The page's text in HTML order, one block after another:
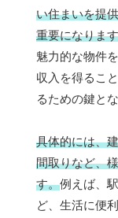
い住まいを提
重要になりま
魅力的な物件
収入を得るこ
るための鍵と
具体的には、
間取りなど、
す。例えば、
ど、生活に便